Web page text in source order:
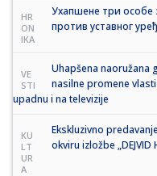
HR
ON
IKA
Ухапшене три особе
против уставног
VE
STI
Uhapšena naoružana
nasilne promene
upadnu i na televizije
KU
LT
UR
A
Ekskluzivno
okviru izložbe